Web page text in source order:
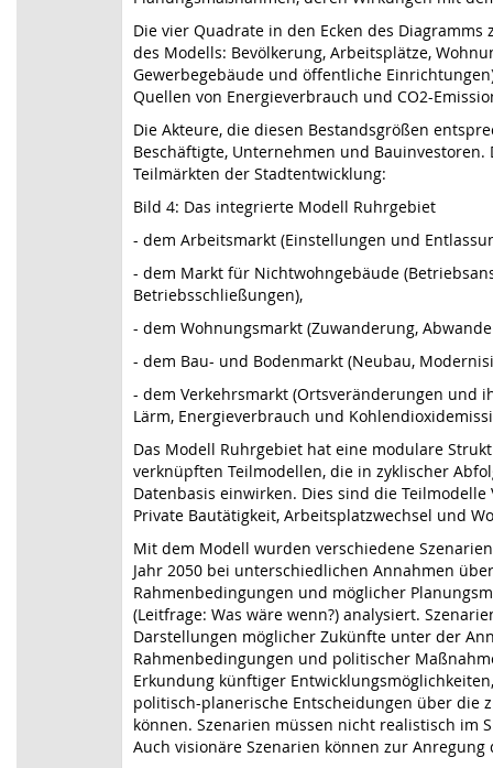
Die vier Quadrate in den Ecken des
des Modells: Bevölkerung, Arbeitsplätze,
Gewerbegebäude und öffentliche
Quellen von Energieverbrauch und CO2-
Die Akteure, die diesen Bestandsgrößen
Beschäftigte, Unternehmen und
Teilmärkten der Stadtentwicklung:
Bild 4: Das integrierte Modell Ruhrgebiet
- dem Arbeitsmarkt (Einstellungen und
- dem Markt für Nichtwohngebäude
Betriebsschließungen),
- dem Wohnungsmarkt (Zuwanderung,
- dem Bau- und Bodenmarkt (Neubau,
- dem Verkehrsmarkt (Ortsveränderungen und
Lärm, Energieverbrauch und
Das Modell Ruhrgebiet hat eine modulare
verknüpften Teilmodellen, die in zyklischer
Datenbasis einwirken. Dies sind die
Private Bautätigkeit, Arbeitsplatzwechsel und
Mit dem Modell wurden verschiedene
Jahr 2050 bei unterschiedlichen Annahmen
Rahmenbedingungen und möglicher
(Leitfrage: Was wäre wenn?) analysiert.
Darstellungen möglicher Zukünfte unter der
Rahmenbedingungen und politischer
Erkundung künftiger
politisch-planerische Entscheidungen über die
können. Szenarien müssen nicht realistisch im
Auch visionäre Szenarien können zur